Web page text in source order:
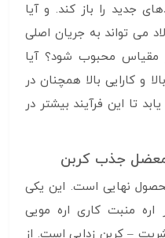
جدید را باز کند. و آیا
می تواند به جریان اصلی
مقیاس محبوب شود؟ آیا
و کارایی بالا همچنان در
تا این فرآیند بیشتر در
معضل جذب کربن
نهایی است. این یکی
اره منبت کاری اره مویی
– کربن زدایی است. از